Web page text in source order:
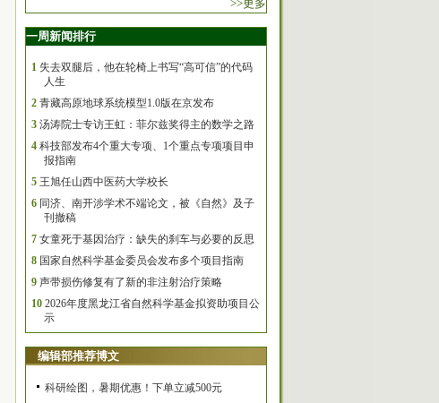
>>更多
一周新闻排行
1 失去双腿后，他在轮椅上书写“高可信”的代码
人生
2 青藏高原地球系统模型1.0版在京发布
3 汤涛院士专访王虹：菲尔兹奖得主的数学之路
4 科技部发布4个重大专项、1个重点专项项目申
报指南
5 王旭任山西中医药大学校长
6 同济、南开涉学术不端论文，被《自然》及子
刊撤稿
7 女童死于基因治疗：缺失的刹车与必要的反思
8 国家自然科学基金委员会发布多个项目指南
9 声带损伤修复有了新的非注射治疗策略
10 2026年度黑龙江省自然科学基金拟资助项目公
示
编辑部推荐博文
科研绘图，暑期优惠！下单立减500元